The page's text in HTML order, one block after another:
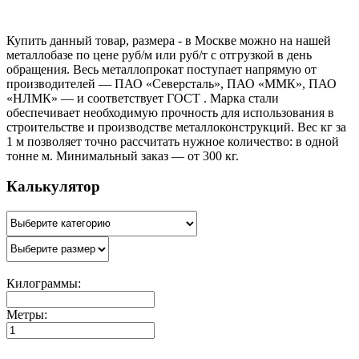
Купить данный товар, размера - в Москве можно на нашей
металлобазе по цене руб/м или руб/т с отгрузкой в день
обращения. Весь металлопрокат поступает напрямую от
производителей — ПАО «Северсталь», ПАО «ММК», ПАО
«НЛМК» — и соответствует ГОСТ . Марка стали
обеспечивает необходимую прочность для использования в
строительстве и производстве металлоконструкций. Вес кг за
1 м позволяет точно рассчитать нужное количество: в одной
тонне м. Минимальный заказ — от 300 кг.
Калькулятор
Килограммы:
Метры: